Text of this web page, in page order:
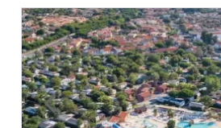
Previous